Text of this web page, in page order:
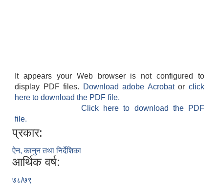
It appears your Web browser is not configured to
display PDF files.
Download adobe Acrobatorclick
here to download the PDF file.
Click here to download the PDF
file.
प्रकार:
ऐन, कानुन तथा निर्देशिका
आर्थिक वर्ष:
७८/७९